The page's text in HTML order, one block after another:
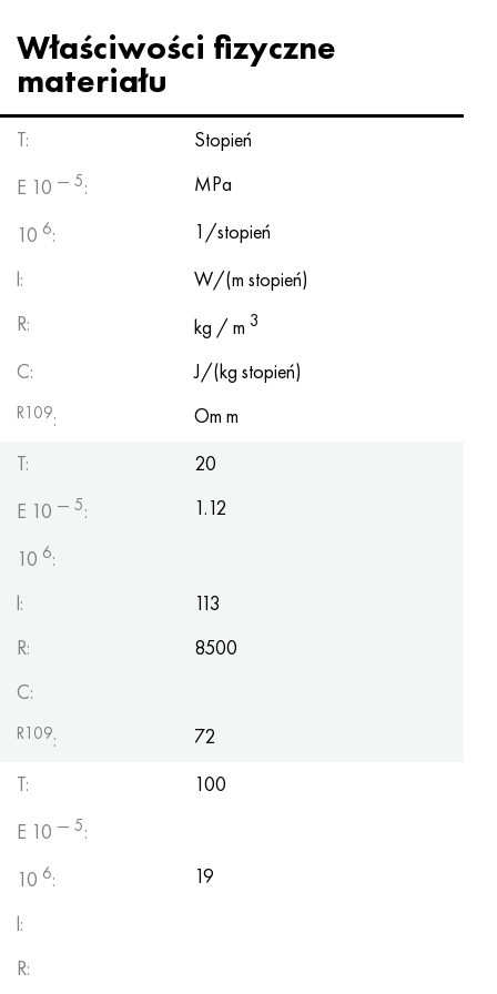
Właściwości fizyczne
materiału
T:
Stopień
E 10 — 5:
MPa
10 6:
1/stopień
l:
W/(m stopień)
R:
kg / m 3
C: J/(kg stopień)
R109:
Om m
T:
20
E 10 — 5:
1.12
10 6:
l:
113
R:
8500
C:
R109:
72
T:
100
E 10 — 5:
10 6:
19
l:
R:
Hastelloy C2000
Hastelloy 3
Hastelloy x
Udimet 500
Udimet 720
45X, 45h, 1,7035
45HN2MFA, k2425, 45hnmf
A40G, 44smn28, 1.0762, 46s20